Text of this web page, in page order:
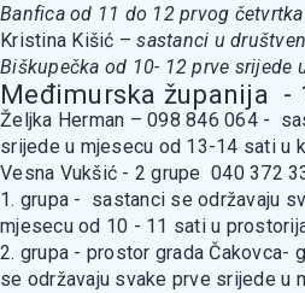
Banfica od 11 do 12 prvog
Kristina Kišić –sastanci u
Biškupečka od 10- 12 prve srijede
Međimurska županija -
Željka Herman – 098 846 064 -
srijede u mjesecu od 13-14 sati u
Vesna Vukšić - 2 grupe 040 372
1. grupa - sastanci se održavaju
mjesecu od 10 - 11 sati u
2. grupa - prostor grada Čakovca-
se održavaju svake prve srijede u